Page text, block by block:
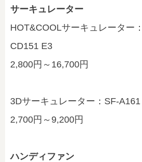
サーキュレーター
HOT&COOLサーキュレーター
CD151 E3
2,800円～16,700円
3Dサーキュレーター：SF-A161
2,700円～9,200円
ハンディファン